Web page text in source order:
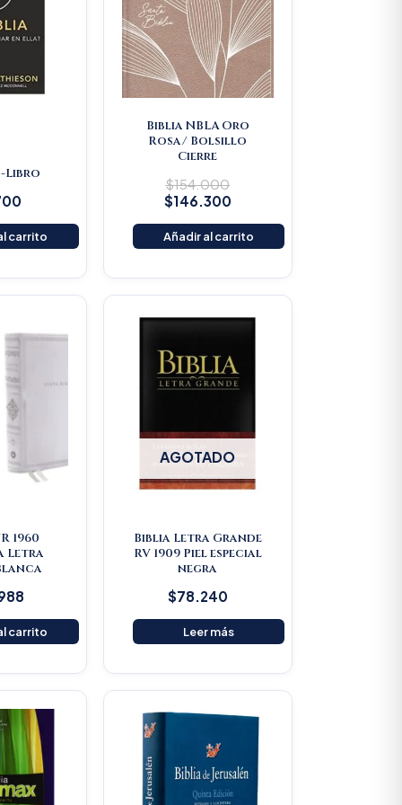
Libro
carrito
Biblia NBLA Oro
Rosa/ Bolsillo
Cierre
$154.000
$146.300
Añadir al carrito
1960
Letra
carrito
AGOTADO
Biblia Letra Grande
RV 1909 Piel especial
negra
$78.240
Leer más